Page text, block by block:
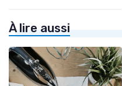
À lire aussi